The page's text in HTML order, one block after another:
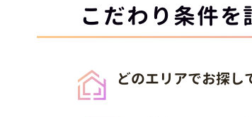
こだわり条件を
どのエリアでお探し